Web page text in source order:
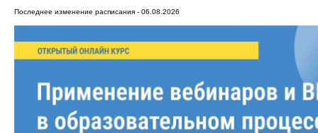
Последнее изменение расписания - 06.08.2026